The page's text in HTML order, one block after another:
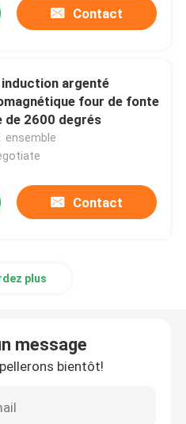
Contact
induction argenté
four de fonte
de 2600 degrés
ensemble
Contact
plus
message
bientôt!